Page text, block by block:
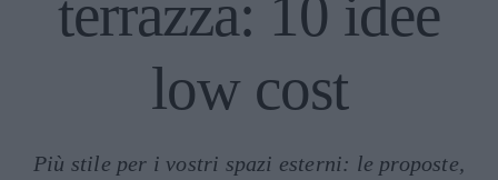
terrazza: 10 idee
low cost
Più stile per i vostri spazi esterni: le proposte,